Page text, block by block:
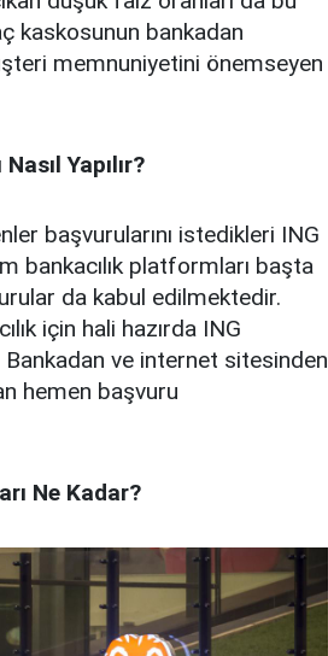
kaskosunun bankadan
memnuniyetini önemseyen
Yapılır?
başvurularını istedikleri ING
bankacılık platformları başta
da kabul edilmektedir.
için hali hazırda ING
ve internet sitesinden
hemen başvuru
Ne Kadar?